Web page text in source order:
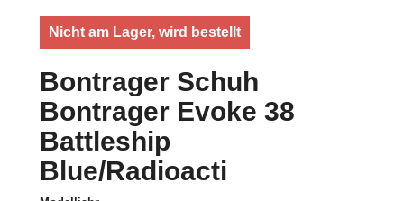
Nicht am Lager, wird bestellt
Bontrager Schuh
Bontrager Evoke 38
Battleship
Blue/Radioacti